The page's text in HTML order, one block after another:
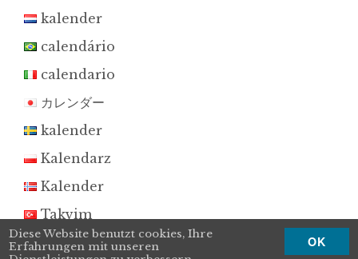
kalender
calendário
calendario
カレンダー
kalender
Kalendarz
Kalender
Takvim
달력
Diese Website benutzt cookies, Ihre
Erfahrungen mit unseren
OK